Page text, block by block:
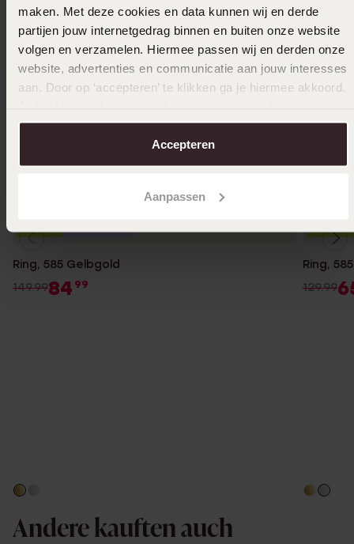
maken. Met deze cookies en data kunnen wij en derde
partijen jouw internetgedrag binnen en buiten onze website
volgen en verzamelen. Hiermee passen wij en derden onze
website, advertenties en communicatie aan jouw interesses
aan. Door op ‘accepteren’ te klikken ga je hiermee akkoord.
over in onscookiebeleid.
Accepteren
Aanpassen
Ring, 585 Gelbgold
149.9984 99
Ring,
129.99
Andere kauften auch